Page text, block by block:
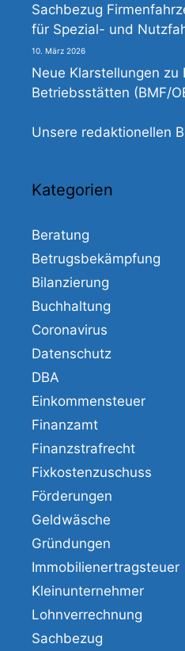
Sachbezug
für Spezial- und
10. März 2026
Neue Klarstellungen zu
Betriebsstätten (BMF/
Unsere redaktionellen
Kategorien
Beratung
Betrugsbekämpfung
Bilanzierung
Buchhaltung
Coronavirus
Datenschutz
DBA
Einkommensteuer
Finanzamt
Finanzstrafrecht
Fixkostenzuschuss
Förderungen
Geldwäsche
Gründungen
Immobilienertragsteuer
Kleinunternehmer
Lohnverrechnung
Sachbezug